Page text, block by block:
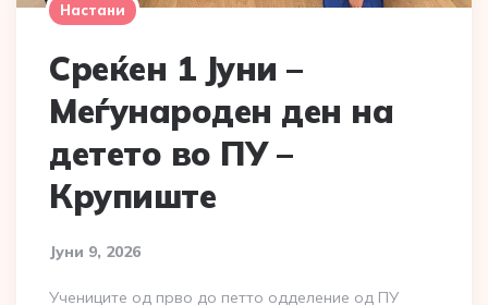
Настани
Среќен 1 Јуни –
Меѓународен ден на
детето во ПУ –
Крупиште
Јуни 9, 2026
Учениците од прво до петто одделение од ПУ